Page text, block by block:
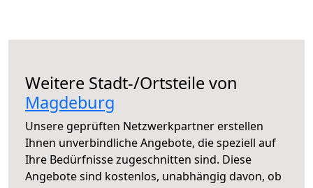
Weitere Stadt-/Ortsteile von
Magdeburg
Unsere geprüften Netzwerkpartner erstellen
Ihnen unverbindliche Angebote, die speziell auf
Ihre Bedürfnisse zugeschnitten sind. Diese
Angebote sind kostenlos, unabhängig davon, ob